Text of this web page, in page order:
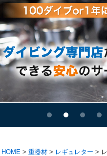
HOME > 重器材 > レギュレター >